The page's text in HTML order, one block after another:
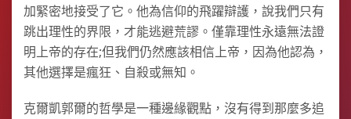
加緊密地接受了它。他為信仰的飛躍辯護，說我們只有
跳出理性的界限，才能逃避荒謬。僅靠理性永遠無法證
明上帝的存在;但我們仍然應該相信上帝，因為他認為，
其他選擇是瘋狂、自殺或無知。
克爾凱郭爾的哲學是一種邊緣觀點，沒有得到那麼多追